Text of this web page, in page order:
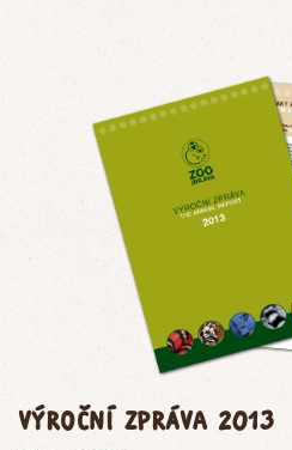
Výroční zpráva 2013